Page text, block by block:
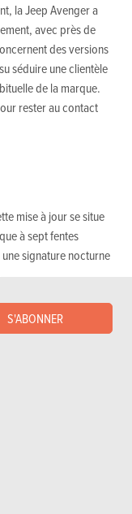
S'ABONNER
la Jeep Avenger a
avec près de
des versions
séduire une clientèle
de la marque.
rester au contact
mise à jour se situe
à sept fentes
signature nocturne
revue avec de
de carrosserie